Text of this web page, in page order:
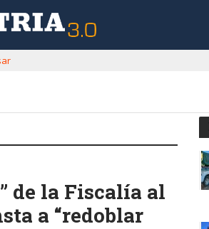
de la Fiscalía al
a “redoblar